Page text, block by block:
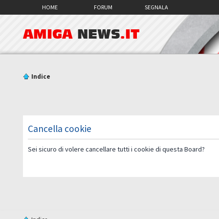
HOME FORUM SEGNALA
AMIGA NEWS.IT
Indice
Cancella cookie
Sei sicuro di volere cancellare tutti i cookie di questa Board?